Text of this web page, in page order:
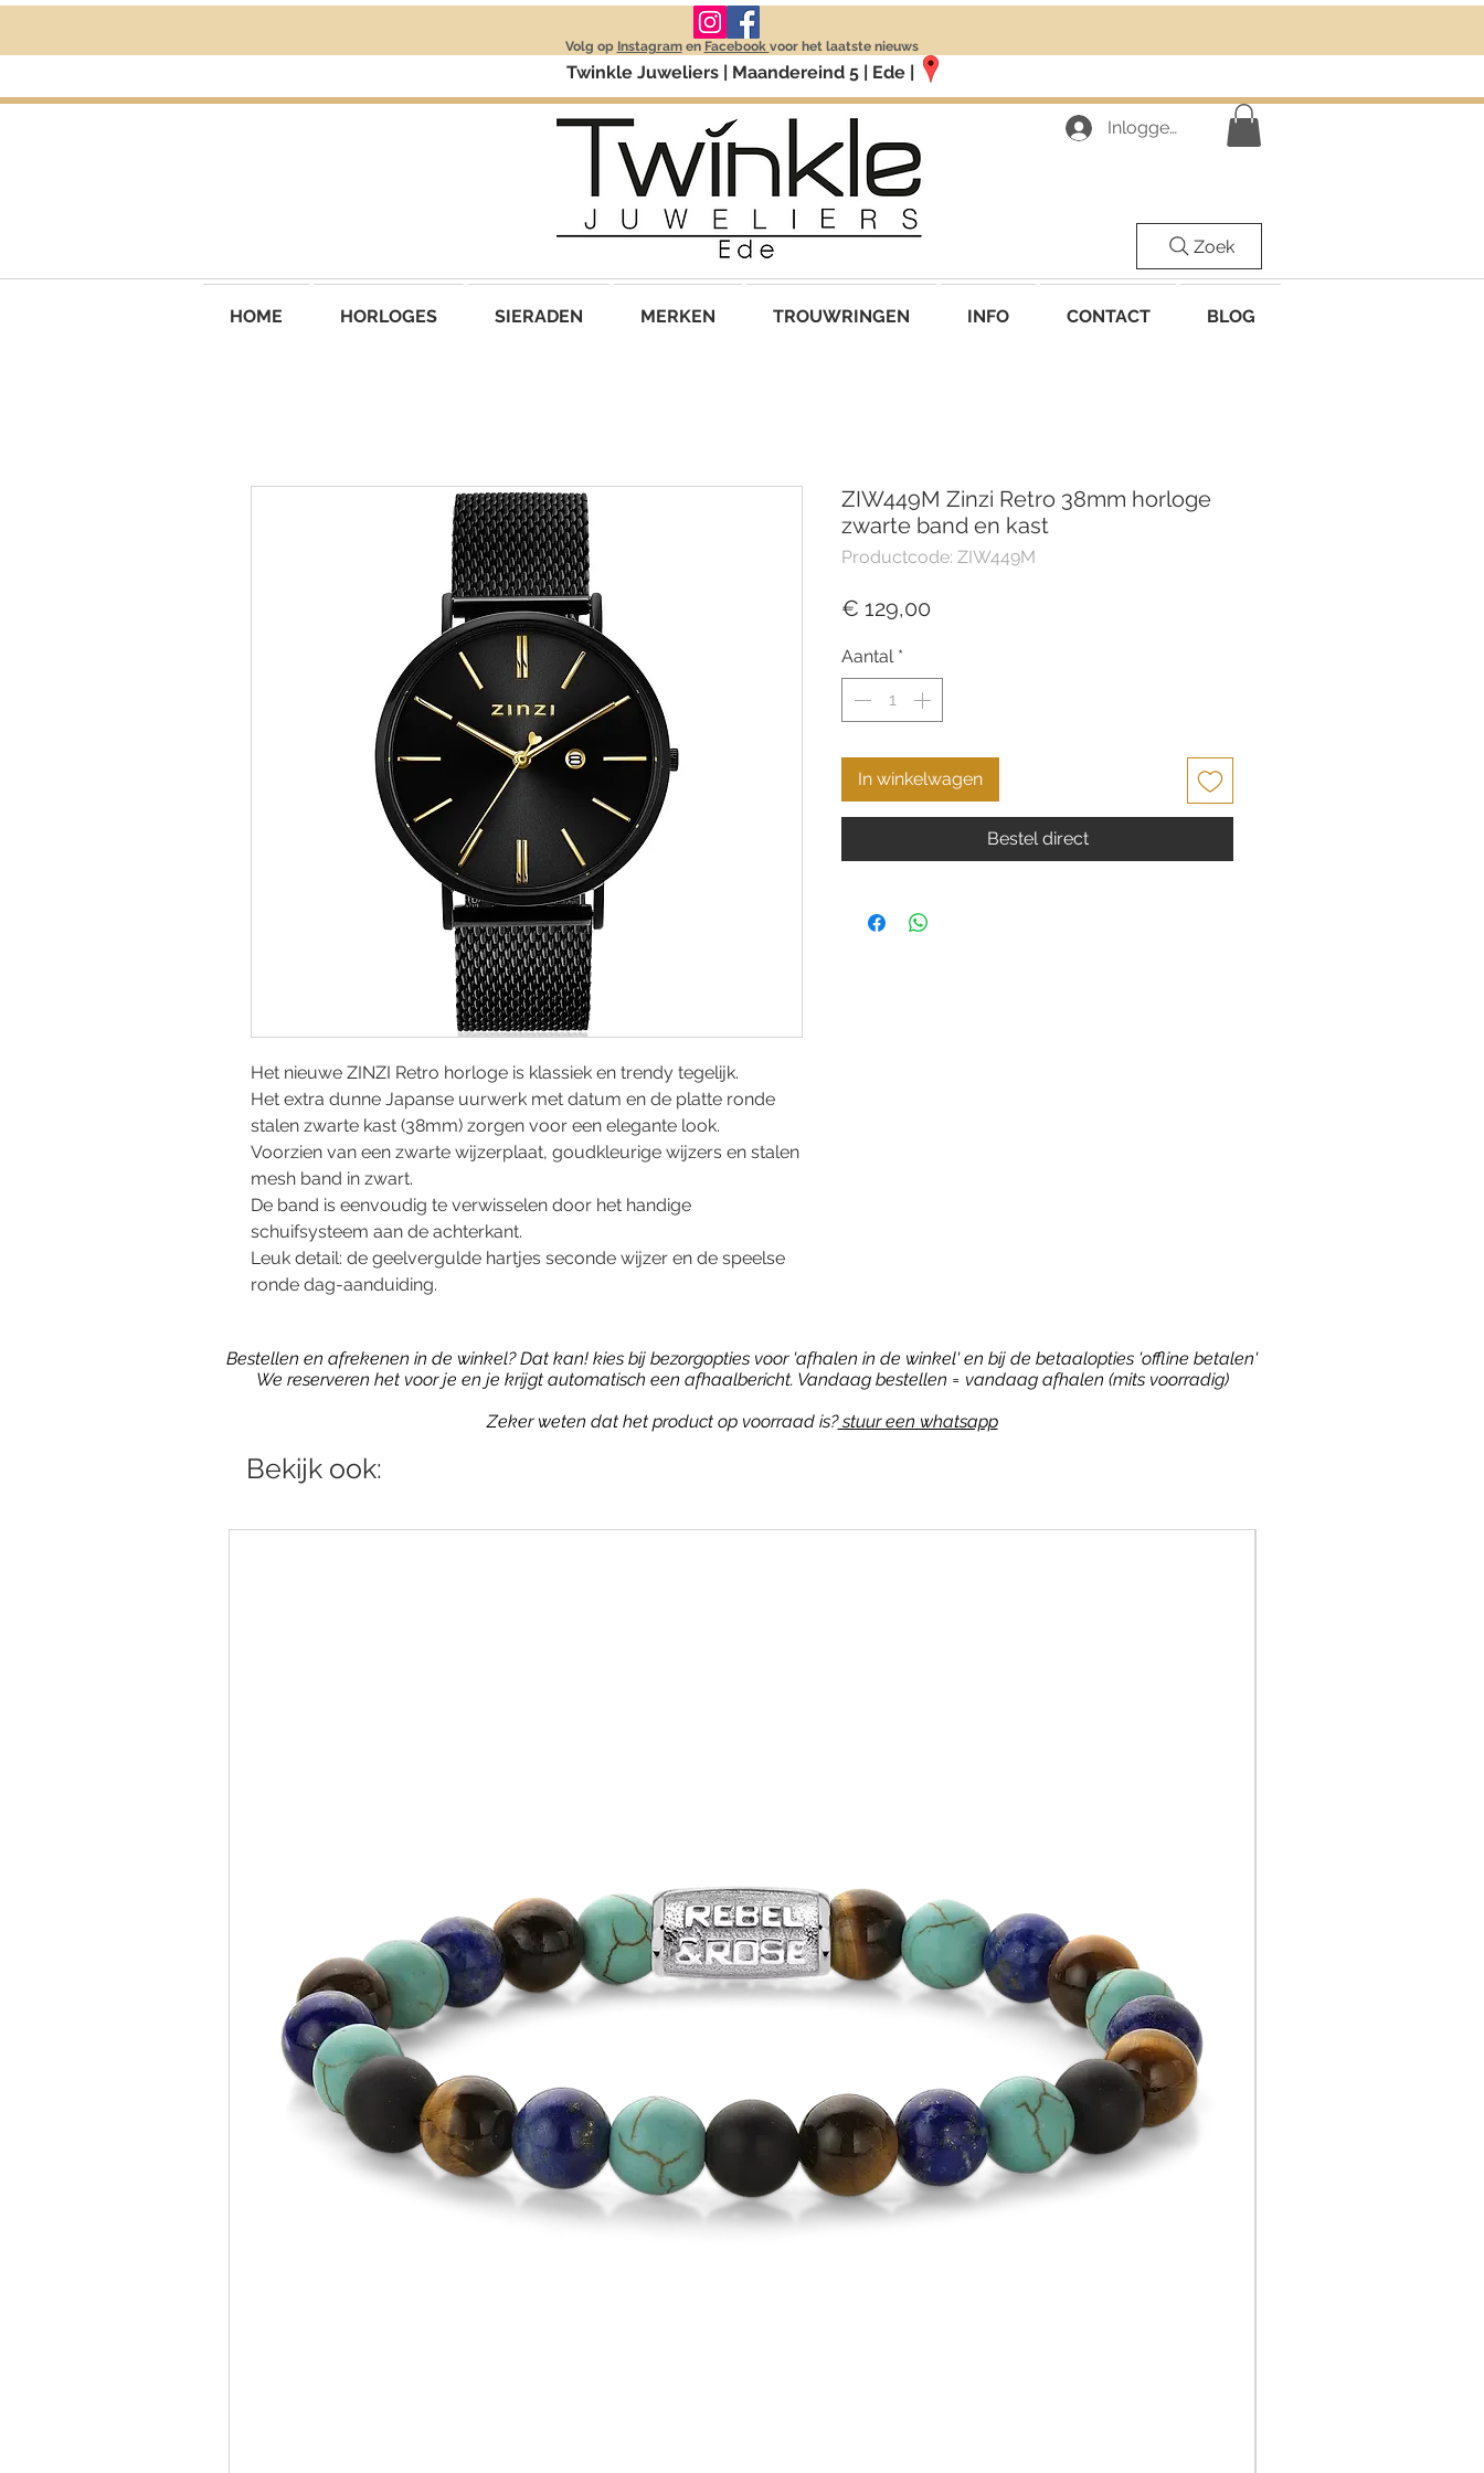
Volg op Instagramen Facebook voor het laatste nieuws
Twinkle Juweliers | Maandereind 5 | Ede |
Inloggen
Zoek
HOME HORLOGES SIERADEN MERKEN TROUWRINGEN INFO CONTACT BLOG
Het nieuwe ZINZI Retro horloge is klassiek en trendy tegelijk.
Het extra dunne Japanse uurwerk met datum en de platte ronde
stalen zwarte kast (38mm) zorgen voor een elegante look.
Voorzien van een zwarte wijzerplaat, goudkleurige wijzers en stalen
mesh band in zwart.
De band is eenvoudig te verwisselen door het handige
schuifsysteem aan de achterkant.
Leuk detail: de geelvergulde hartjes seconde wijzer en de speelse
ronde dag-aanduiding.
ZIW449M Zinzi Retro 38mm horloge
zwarte band en kast
Productcode: ZIW449M
€ 129,00
Aantal *
In winkelwagen
Bestel direct
Bestellen en afrekenen in de winkel? Dat kan! kies bij bezorgopties voor 'afhalen in de winkel' en bij de betaalopties 'offline betalen'
We reserveren het voor je en je krijgt automatisch een afhaalbericht. Vandaag bestellen = vandaag afhalen (mits voorradig)
Zeker weten dat het product op voorraad is?stuur een whatsapp
Bekijk ook: